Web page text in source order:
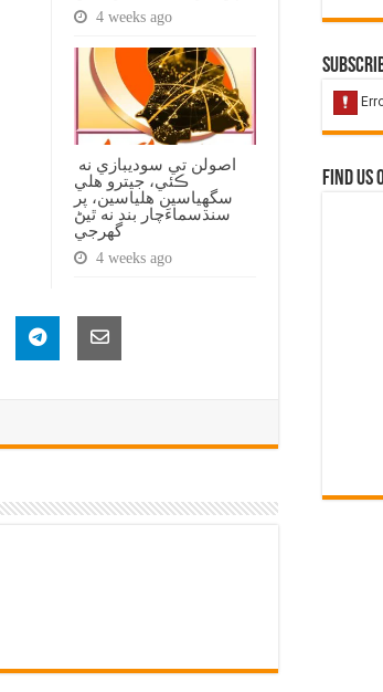
4 weeks ago
ڪئي، جيترو هلي
سگهياسين هلياسين، پر
سنڌسماءَچار بند نه ٿيڻ
گهرجي
4 weeks ago
Find us